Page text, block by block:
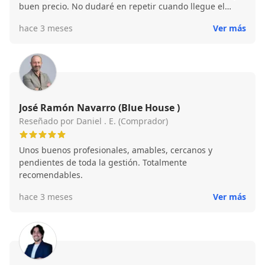
buen precio. No dudaré en repetir cuando llegue el
hace 3 meses
Ver más
José Ramón Navarro (Blue House )
Reseñado por Daniel . E. (Comprador)
Unos buenos profesionales, amables, cercanos y
pendientes de toda la gestión. Totalmente
recomendables.
hace 3 meses
Ver más